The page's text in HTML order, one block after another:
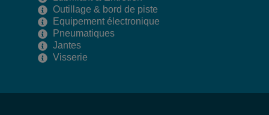
Outillage & bord de piste
Equipement électronique
Pneumatiques
Jantes
Visserie